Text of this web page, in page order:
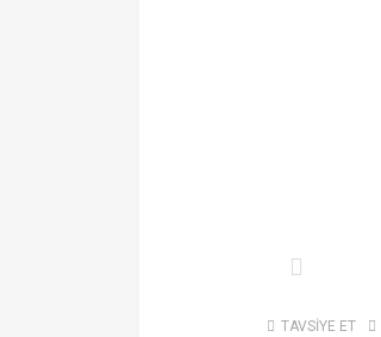
TAVSİYE ET